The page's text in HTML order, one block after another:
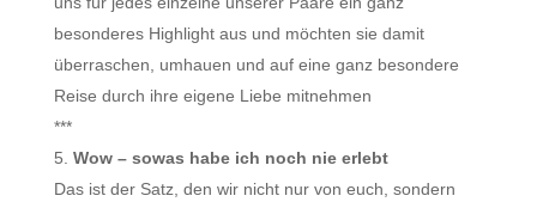
besonderes Highlight aus und möchten sie damit
überraschen, umhauen und auf eine ganz besondere
Reise durch ihre eigene Liebe mitnehmen
***
Wow – sowas habe ich noch nie erlebt
Das ist der Satz, den wir nicht nur von euch, sondern